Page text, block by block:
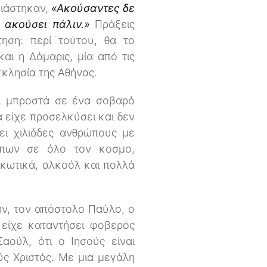
«Ακούσαντες δε
πάλιν.» Πράξεις
περί τούτου, θα το
η Δάμαρις, μία από τις
της Αθήνας.
μπροστά σε ένα σοβαρό
προσελκύσει και δεν
χιλιάδες ανθρώπους με
σε όλο τον κοσμο,
αλκοόλ και πολλά
τον απόστολο Παύλο, ο
καταντήσει φοβερός
ότι ο Ιησούς είναι
Χριστός. Με μια μεγάλη